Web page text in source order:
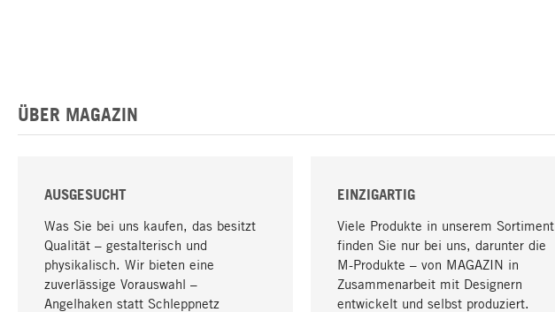
ÜBER MAGAZIN
AUSGESUCHT
Was Sie bei uns kaufen, das besitzt
Qualität – gestalterisch und
physikalisch. Wir bieten eine
zuverlässige Vorauswahl –
Angelhaken statt Schleppnetz
EINZIGARTIG
Viele Produkte in unserem Sortiment
finden Sie nur bei uns, darunter die
M-Produkte – von MAGAZIN in
Zusammenarbeit mit Designern
entwickelt und selbst produziert.